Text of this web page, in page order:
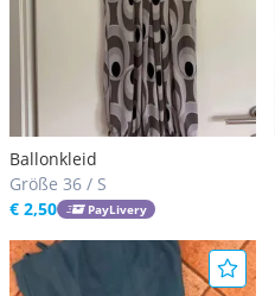
Ballonkleid
Größe 36 / S
€ 2,50
PayLivery